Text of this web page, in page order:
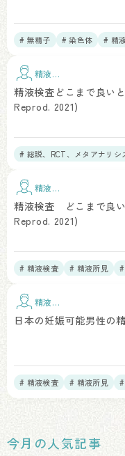
# 無精子 # 染色体 # 精
精液検
査
精液検査どこまで良い
Reprod. 2021)
# 総説、RCT、メタアナリシ
精液検
査
精液検査 どこまで良
Reprod. 2021)
# 精液検査 # 精液所見
精液検
日本の妊娠可能男性の
# 精液検査 # 精液所見
今月の人気記事